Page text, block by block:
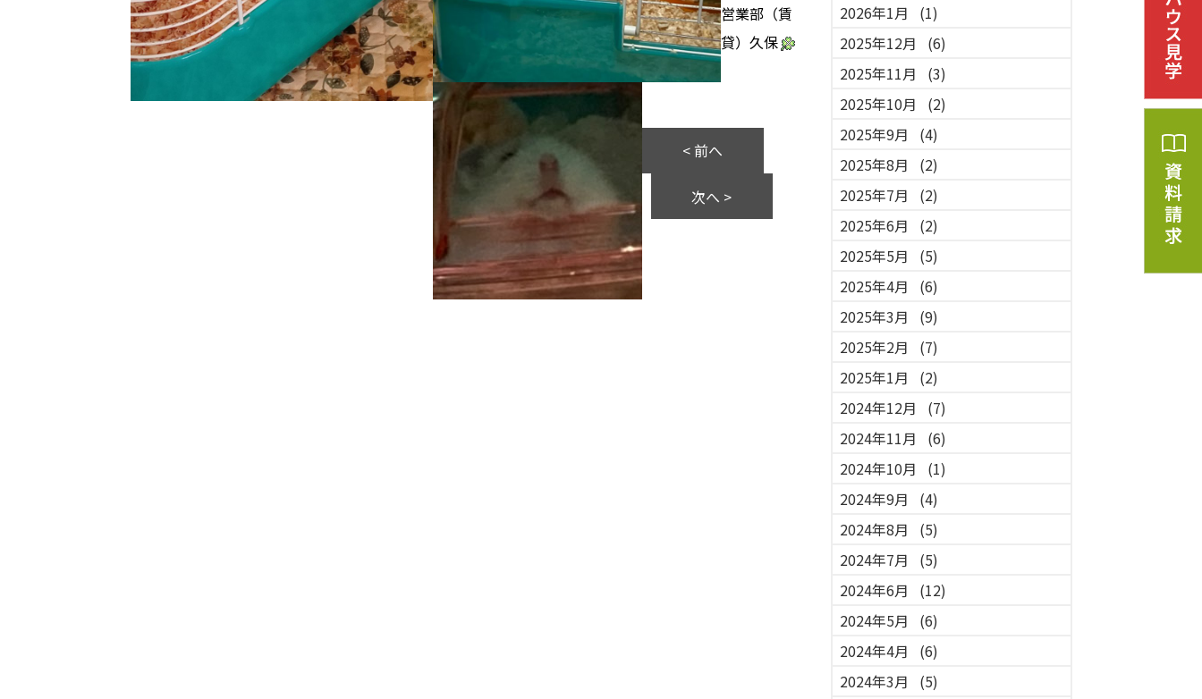
営業部（賃
貸）久保
< 前へ
次へ >
2026年1月
(1)
2025年12月
(6)
2025年11月
(3)
2025年10月
(2)
2025年9月
(4)
2025年8月
(2)
2025年7月
(2)
2025年6月
(2)
2025年5月
(5)
2025年4月
(6)
2025年3月
(9)
2025年2月
(7)
2025年1月
(2)
2024年12月
(7)
2024年11月
(6)
2024年10月
(1)
2024年9月
(4)
2024年8月
(5)
2024年7月
(5)
2024年6月
(12)
2024年5月
(6)
2024年4月
(6)
2024年3月
(5)